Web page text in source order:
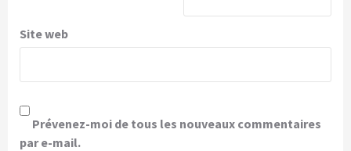
Site web
Prévenez-moi de tous les nouveaux commentaires
par e-mail.